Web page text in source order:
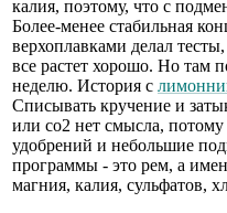
калия, поэтому, что с
Более-менее стабильная
верхоплавками делал
все растет хорошо. Но там
неделю. История с
Списывать кручение и
или co2 нет смысла,
удобрений и небольшие
программы - это рем, а
магния, калия, сульфатов,